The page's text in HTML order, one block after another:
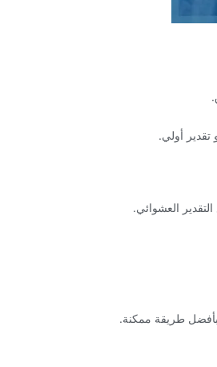
تقدير أولي.
العشوائي.
طريقة ممكنة.